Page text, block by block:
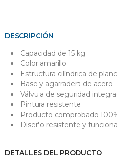
DESCRIPCIÓN
Capacidad de 15 kg
Color amarillo
Estructura cilíndrica de
Base y agarradera de acero
Válvula de seguridad
Pintura resistente
Producto comprobado
Diseño resistente y
DETALLES DEL PRODUCTO